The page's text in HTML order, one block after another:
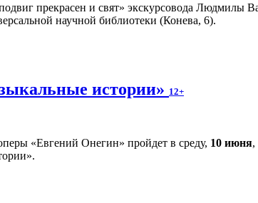
прекрасен и свят» экскурсовода Людмилы
научной библиотеки (Конева, 6).
истории» 12+
«Евгений Онегин» пройдет в среду, 10 июня,